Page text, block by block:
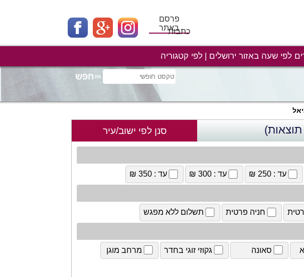
פרסם
באתרכתבות
לפי שעה באזור ירושלים לפי קטגוריה
סנן לפי ישוב/עיר
עד : 250 ₪ עד : 300 ₪ עד : 350 ₪
חניה פרטית תשלום ללא מפגש
סאונה גקוזי זוגי בחדר מרחב מוגן